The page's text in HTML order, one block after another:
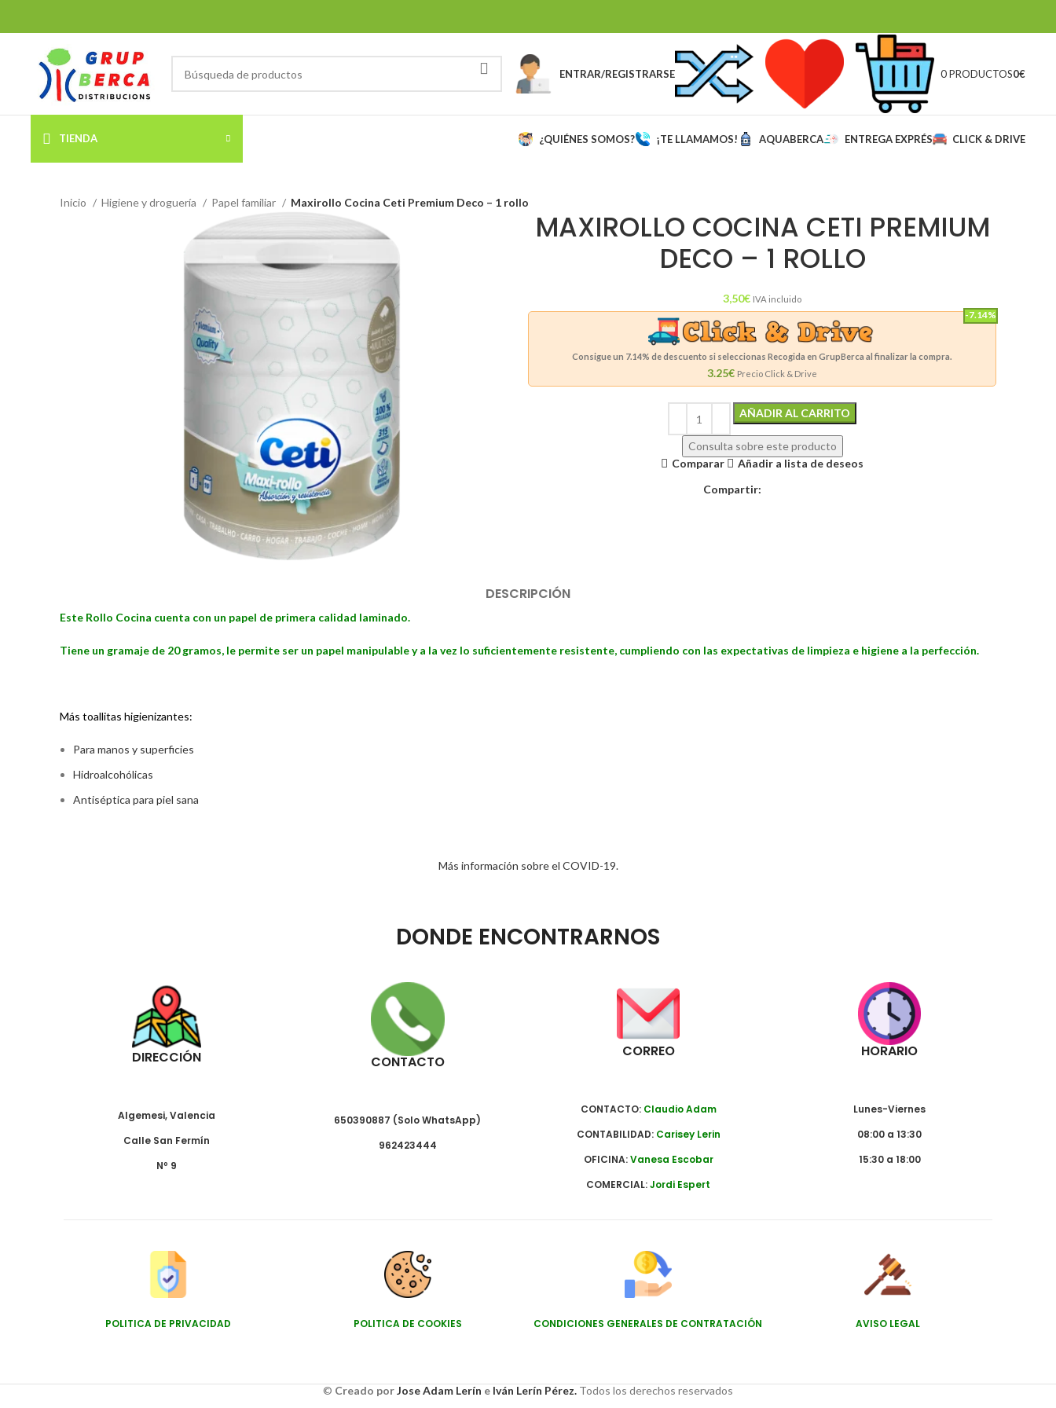
ENTRAR/REGISTRARSE 0 PRODUCTOS0€
TIENDA ¿QUIÉNES SOMOS? ¡TE LLAMAMOS! AQUABERCA ENTREGA EXPRÉS CLICK & DRIVE
Inicio Higiene y droguería Papel familiar Maxirollo Cocina Ceti Premium Deco – 1 rollo
MAXIROLLO COCINA CETI PREMIUM
DECO – 1 ROLLO
3,50€ IVA incluido
-7.14%
Consigue un 7.14% de descuento si seleccionas Recogida en GrupBerca al finalizar la compra.
3.25€ Precio Click & Drive
AÑADIR AL CARRITO
Consulta sobre este producto
Comparar
Añadir a lista de deseos
Compartir:
DESCRIPCIÓN
Este Rollo Cocina cuenta con un papel de primera calidad laminado.
Tiene un gramaje de 20 gramos, le permite ser un papel manipulable y a la vez lo suficientemente resistente, cumpliendo con las expectativas de limpieza e higiene a la perfección.
Más toallitas higienizantes:
Para manos y superficies
Hidroalcohólicas
Antiséptica para piel sana
Más información sobre el COVID-19.
DONDE ENCONTRARNOS
DIRECCIÓN
Algemesi, Valencia
Calle San Fermín
Nº 9
CONTACTO
650390887 (Solo WhatsApp)
962423444
CORREO
CONTACTO: Claudio Adam
CONTABILIDAD: Carisey Lerin
OFICINA:Vanesa Escobar
COMERCIAL:Jordi Espert
HORARIO
Lunes-Viernes
08:00 a 13:30
15:30 a 18:00
POLITICA DE PRIVACIDAD POLITICA DE COOKIES CONDICIONES GENERALES DE CONTRATACIÓN AVISO LEGAL
© Creado porJose Adam Lerín e Iván Lerín Pérez. Todos los derechos reservados